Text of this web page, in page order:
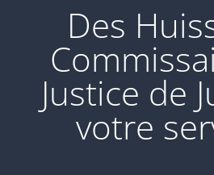
Des
Justice de
votre